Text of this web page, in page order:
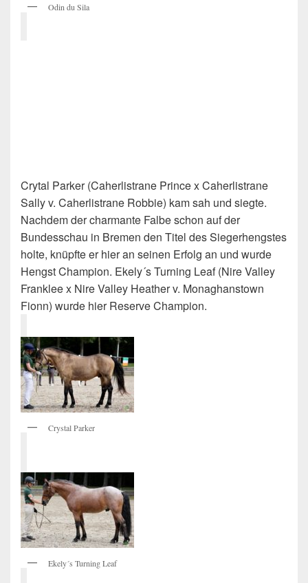
Odin du Sila
Crytal Parker (Caherlistrane Prince x Caherlistrane
Sally v. Caherlistrane Robbie) kam sah und siegte.
Nachdem der charmante Falbe schon auf der
Bundesschau in Bremen den Titel des Siegerhengstes
holte, knüpfte er hier an seinen Erfolg an und wurde
Hengst Champion. Ekely´s Turning Leaf (Nire Valley
Franklee x Nire Valley Heather v. Monaghanstown
Fionn) wurde hier Reserve Champion.
Crystal Parker
Ekely´s Turning Leaf